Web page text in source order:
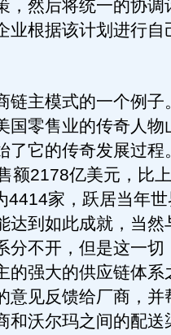
，然后将统一的协调
业根据该计划进行自
主模式的一个例子
国零售业的传奇人物
了它的传奇发展过
额2178亿美元，比
4414家，跃居当年
达到如此成就，当然
分不开，但是这一切
的强大的供应链体系
意见反馈给厂商，并
和沃尔玛之间的配送